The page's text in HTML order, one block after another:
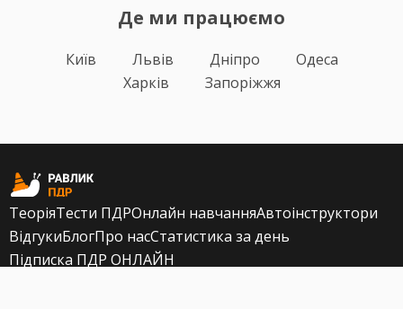
Де ми працюємо
Київ Львів Дніпро
Одеса
Харків
Запоріжжя
ТеоріяТести ПДРОнлайн навчанняАвтоінструктори
ВідгукиБлогПро насСтатистика за день
Підписка ПДР ОНЛАЙН